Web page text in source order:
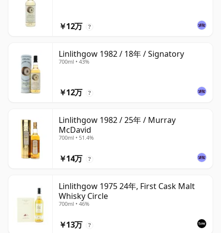
￥12万 ?
Linlithgow 1982 / 18年 / Signatory
700ml • 43%
￥12万 ?
Linlithgow 1982 / 25年 / Murray
McDavid
700ml • 51.4%
￥14万 ?
Linlithgow 1975 24年, First Cask Malt
Whisky Circle
700ml • 46%
￥13万 ?